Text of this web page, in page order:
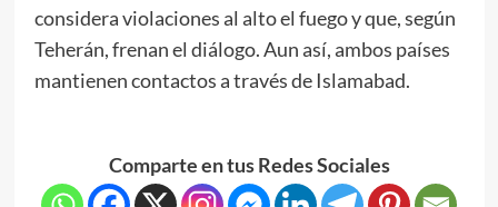
considera violaciones al alto el fuego y que, según
Teherán, frenan el diálogo. Aun así, ambos países
mantienen contactos a través de Islamabad.
Comparte en tus Redes Sociales